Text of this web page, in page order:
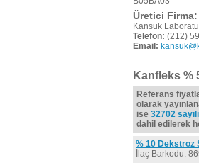
Üretici Firma:
Kansuk
Telefon: (212)
Email:
Kanfleks %
Referans
olarak
ise 32702
dahil edilerek
% 10 Dekstroz
İlaç Barkodu: